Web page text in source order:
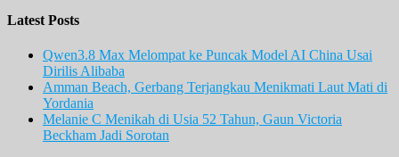
Latest Posts
Qwen3.8 Max Melompat ke Puncak Model AI China Usai
Dirilis Alibaba
Amman Beach, Gerbang Terjangkau Menikmati Laut Mati di
Yordania
Melanie C Menikah di Usia 52 Tahun, Gaun Victoria
Beckham Jadi Sorotan